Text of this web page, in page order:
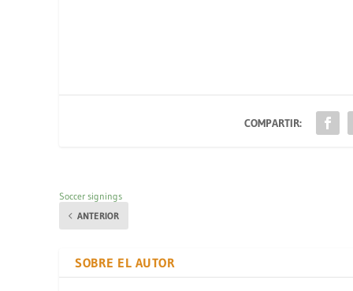
COMPARTIR:
Soccer signings
ANTERIOR
SOBRE EL AUTOR